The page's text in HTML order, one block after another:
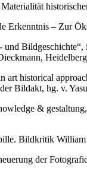
Erkenntnis – Zur
art historical
Bildakt, hg. v.
&
Bildkritik
der